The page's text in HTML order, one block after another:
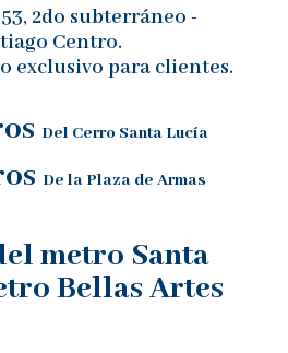
2do subterráneo -
Centro.
exclusivo para clientes.
Del Cerro Santa Lucía
De la Plaza de Armas
metro Santa
Bellas Artes